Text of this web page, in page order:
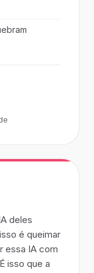
deles
é queimar
essa IA com
isso que a